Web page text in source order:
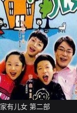
家有儿女 第二部